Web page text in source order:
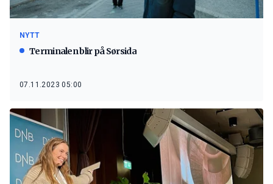
NYTT
Terminalen blir på Sørsida
07.11.2023 05:00